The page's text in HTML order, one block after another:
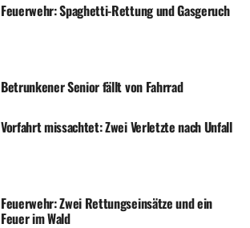
Feuerwehr: Spaghetti-Rettung und Gasgeruch
Betrunkener Senior fällt von Fahrrad
Vorfahrt missachtet: Zwei Verletzte nach Unfall
Feuerwehr: Zwei Rettungseinsätze und ein
Feuer im Wald